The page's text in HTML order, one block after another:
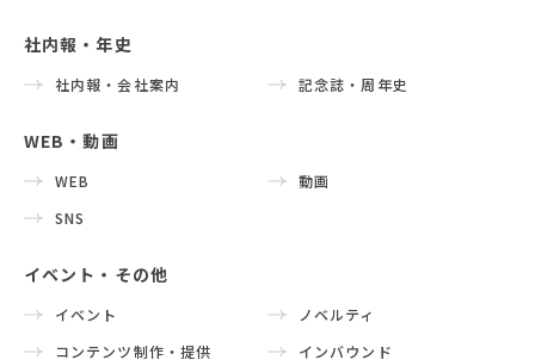
社内報・年史
社内報・会社案内 記念誌・周年史
WEB・動画
WEB
動画
SNS
イベント・その他
イベント
ノベルティ
コンテンツ制作・提供
インバウンド